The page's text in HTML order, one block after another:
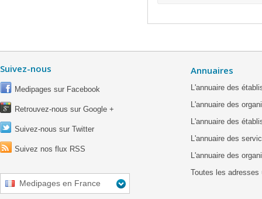
Suivez-nous
Medipages sur Facebook
Retrouvez-nous sur Google +
Suivez-nous sur Twitter
Suivez nos flux RSS
Medipages en France
Annuaires
L'annuaire des
L'annuaire des
L'annuaire des
L'annuaire des
L'annuaire des
Toutes les adresses